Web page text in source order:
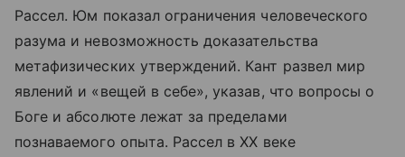
Рассел. Юм показал ограничения человеческого
разума и невозможность доказательства
метафизических утверждений. Кант развел мир
явлений и «вещей в себе», указав, что вопросы о
Боге и абсолюте лежат за пределами
познаваемого опыта. Рассел в XX веке